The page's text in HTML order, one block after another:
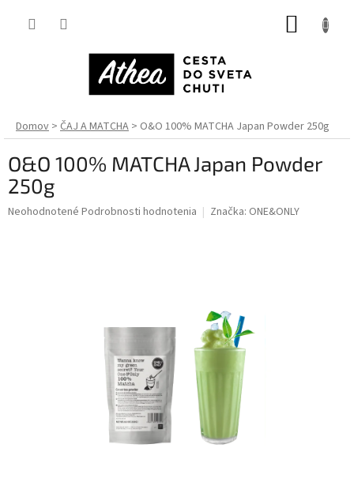
Domov ČAJ A MATCHA O&O 100% MATCHA Japan Powder 250g
O&O 100% MATCHA Japan Powder
250g
Priemerné
Neohodnotené Podrobnosti hodnotenia Značka: ONE&ONLY